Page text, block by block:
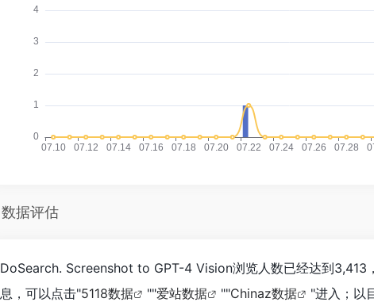
数据评估
DoSearch. Screenshot to GPT-4 Vision浏览人数已经达到3,413
息，可以点击"5118数据 ""爱站数据 ""Chinaz数据
"进入；以